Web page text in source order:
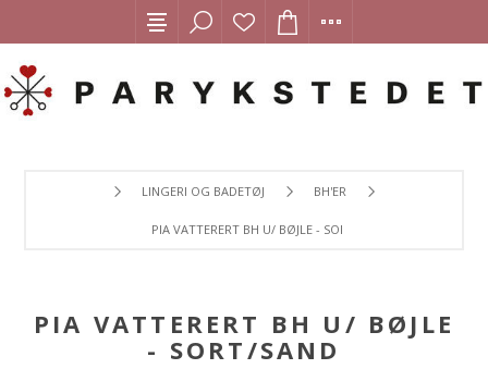
LINGERI OG BADETØJ BH'ER
PIA VATTERERT BH U/ BØJLE - SORT/SAND
PIA VATTERERT BH U/ BØJLE
- SORT/SAND